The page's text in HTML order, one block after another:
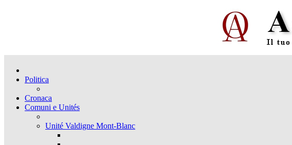
Politica
Cronaca
Comuni e Unités
Unité Valdigne Mont-Blanc